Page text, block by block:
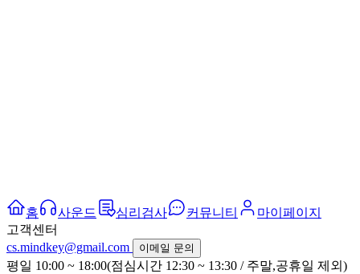
홈 사운드 심리검사 커뮤니티
마이페이지
고객센터
cs.mindkey@gmail.com
이메일 문의
평일 10:00 ~ 18:00(점심시간 12:30 ~ 13:30 / 주말,공휴일 제외)